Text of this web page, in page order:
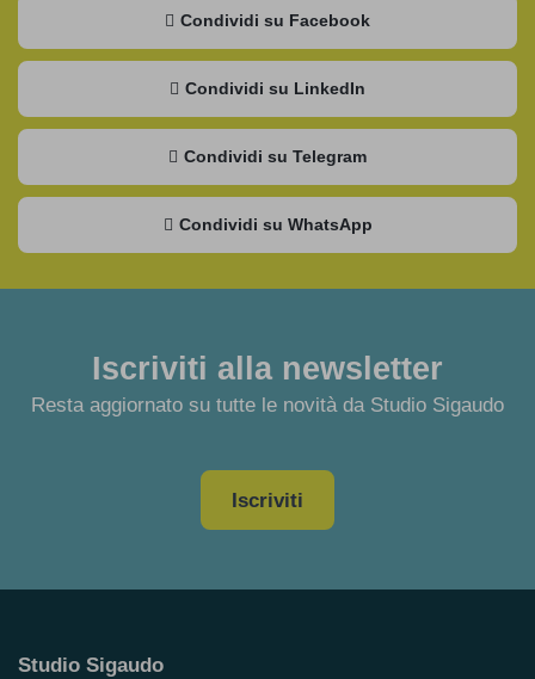
Condividi su Facebook
Condividi su LinkedIn
Condividi su Telegram
Condividi su WhatsApp
Iscriviti alla newsletter
Resta aggiornato su tutte le novità da Studio Sigaudo
Iscriviti
Studio Sigaudo